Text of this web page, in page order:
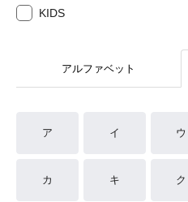
KIDS
アルファベット
ア イ ウ
カ キ ク